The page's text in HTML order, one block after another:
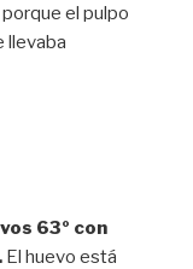
el pulpo
llevaba
63º con
El huevo está